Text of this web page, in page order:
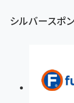
シルバースポ